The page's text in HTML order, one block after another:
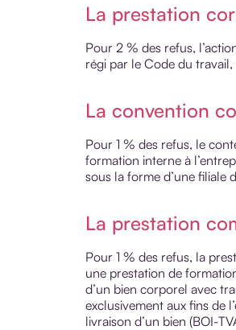
La prestation
Pour 2 % des refus,
régi par le Code du
La convention
Pour 1 % des refus, le
formation interne à
sous la forme d’une filiale
La prestation
Pour 1 % des refus, la
une prestation de
d’un bien corporel avec
exclusivement aux fins de
livraison d’un bien (BOI-